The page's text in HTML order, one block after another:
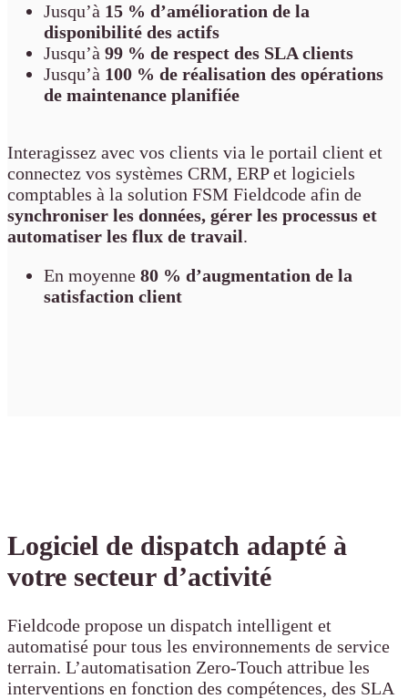
Jusqu’à 15 % d’amélioration de la
disponibilité des actifs
Jusqu’à 99 % de respect des SLA clients
Jusqu’à 100 % de réalisation des opérations
de maintenance planifiée
Interagissez avec vos clients via le portail client et
connectez vos systèmes CRM, ERP et logiciels
comptables à la solution FSM Fieldcode afin de
synchroniser les données, gérer les processus et
automatiser les flux de travail.
En moyenne 80 % d’augmentation de la
satisfaction client
Logiciel de dispatch adapté à
votre secteur d’activité
Fieldcode propose un dispatch intelligent et
automatisé pour tous les environnements de service
terrain. L’automatisation Zero-Touch attribue les
interventions en fonction des compétences, des SLA